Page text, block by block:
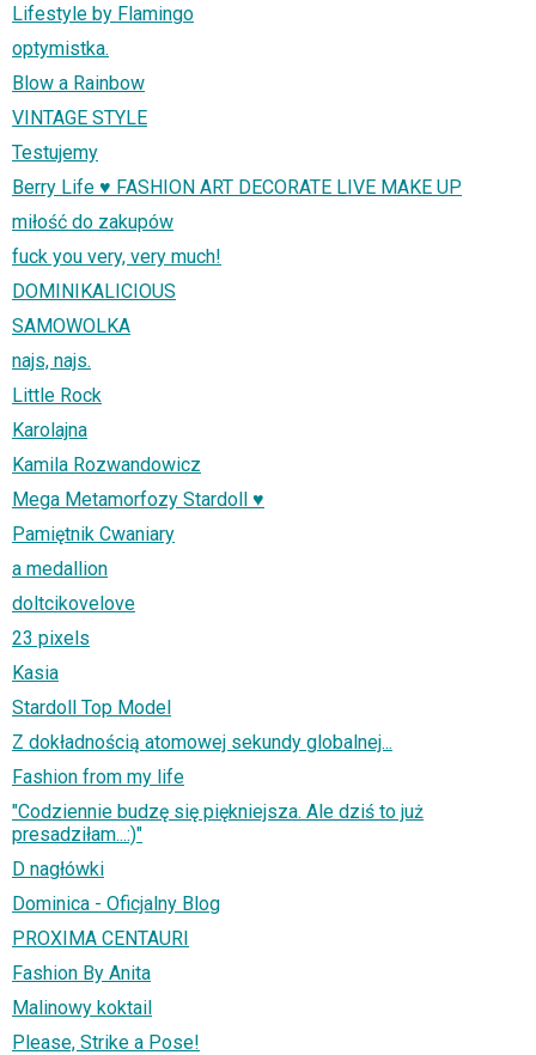
Lifestyle by Flamingo
optymistka.
Blow a Rainbow
VINTAGE STYLE
Testujemy
Berry Life ♥ FASHION ART DECORATE LIVE MAKE UP
miłość do zakupów
fuck you very, very much!
DOMINIKALICIOUS
SAMOWOLKA
najs, najs.
Little Rock
Karolajna
Kamila Rozwandowicz
Mega Metamorfozy Stardoll ♥
Pamiętnik Cwaniary
a medallion
doltcikovelove
23 pixels
Kasia
Stardoll Top Model
Z dokładnością atomowej sekundy globalnej...
Fashion from my life
"Codziennie budzę się piękniejsza. Ale dziś to już
presadziłam...:)"
D nagłówki
Dominica - Oficjalny Blog
PROXIMA CENTAURI
Fashion By Anita
Malinowy koktail
Please, Strike a Pose!